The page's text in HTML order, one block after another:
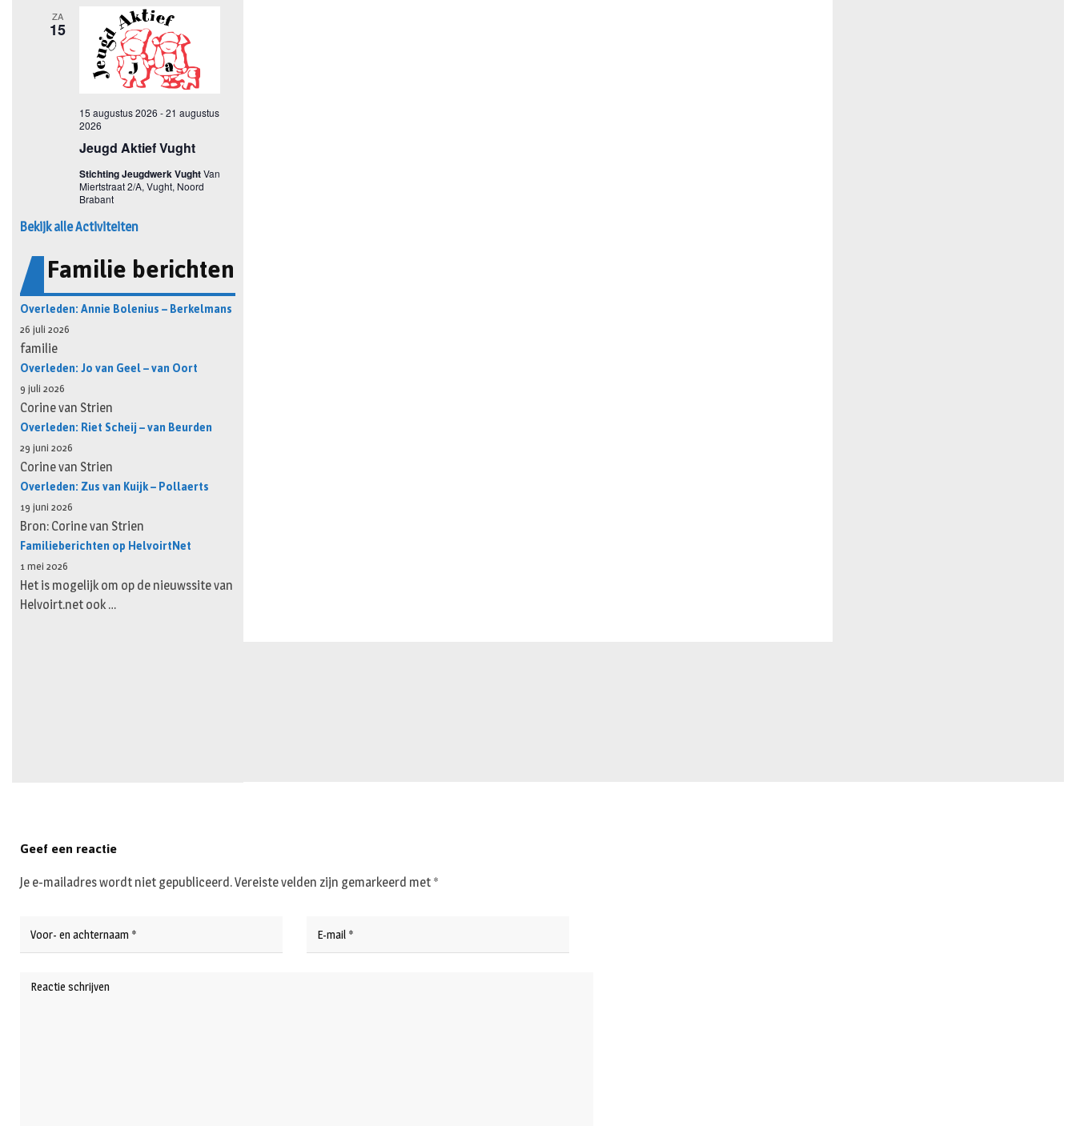
Bekijk alle Activiteiten
Familie berichten
Overleden: Annie Bolenius – Berkelmans
26 juli 2026
familie
Overleden: Jo van Geel – van Oort
9 juli 2026
Corine van Strien
Overleden: Riet Scheij – van Beurden
29 juni 2026
Corine van Strien
Overleden: Zus van Kuijk – Pollaerts
19 juni 2026
Bron: Corine van Strien
Familieberichten op HelvoirtNet
1 mei 2026
Het is mogelijk om op de nieuwssite van
Helvoirt.net ook …
Geef een reactie
Je e-mailadres wordt niet gepubliceerd.Vereiste velden zijn gemarkeerd met *